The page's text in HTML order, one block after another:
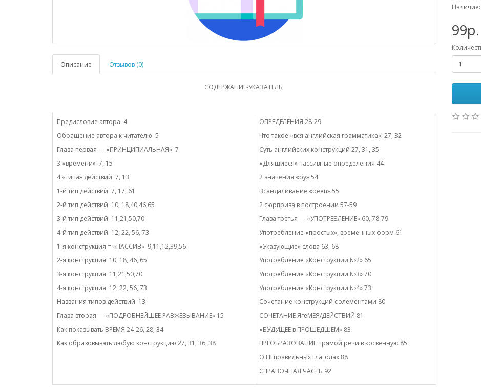
Описание Отзывов (0)
СОДЕРЖАНИЕ-УКАЗАТЕЛЬ
Предисловие автора 4
Обращение автора к читателю 5
Глава первая — «ПРИНЦИПИАЛЬНАЯ» 7
3 «времени» 7, 15
4 «типа» действий 7, 13
1-й тип действий 7, 17, 61
2-й тип действий 10, 18,40,46,65
3-й тип действий 11,21,50,70
4-й тип действий 12, 22, 56, 73
1-я конструкция = «ПАССИВ» 9,11,12,39,56
2-я конструкция 10, 18, 46, 65
3-я конструкция 11,21,50,70
4-я конструкция 12, 22, 56, 73
Названия типов действий 13
Глава вторая — «ПОДРОБНЕЙШЕЕ РАЗЖЁВЫВАНИЕ» 15
Как показывать ВРЕМЯ 24-26, 28, 34
Как образовывать любую конструкцию 27, 31, 36, 38
ОПРЕДЕЛЕНИЯ 28-29
Что такое «вся английская грамматика»! 27, 32
Суть английских конструкций 27, 31, 35
«Длящиеся» пассивные определения 44
2 значения «by» 54
Всандаливание «been» 55
2 сюрприза в построении 57-59
Глава третья — «УПОТРЕБЛЕНИЕ» 60, 78-79
Употребление «простых», временных форм 61
«Указующие» слова 63, 68
Употребление «Конструкции №2» 65
Употребление «Конструкции №3» 70
Употребление «Конструкции №4» 73
Сочетание конструкций с элементами 80
СОЧЕТАНИЕ ЯгеМЁЯ/ДЕЙСТВИЙ 81
«БУДУЩЕЕ в ПРОШЕДШЕМ» 83
ПРЕОБРАЗОВАНИЕ прямой речи в косвенную 85
О НЕправильных глаголах 88
СПРАВОЧНАЯ ЧАСТЬ 92
99р.